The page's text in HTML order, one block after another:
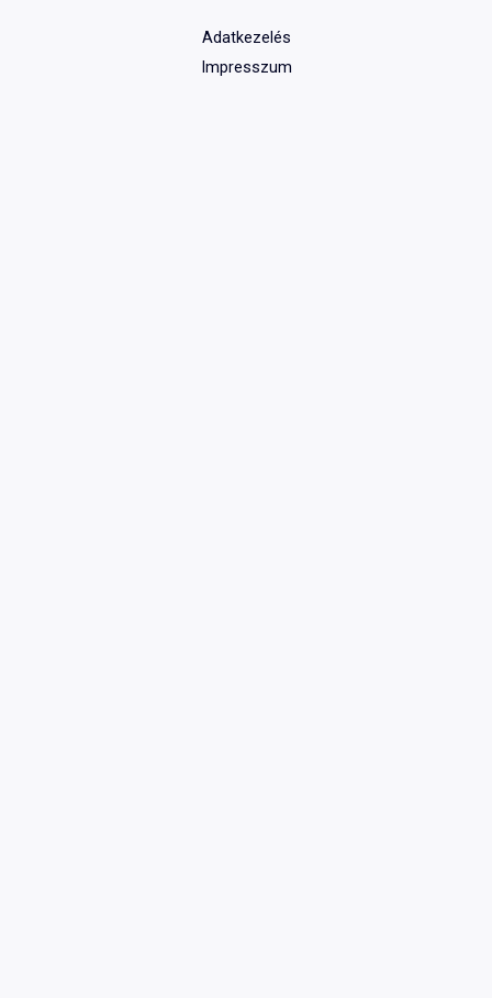
Adatkezelés
Impresszum